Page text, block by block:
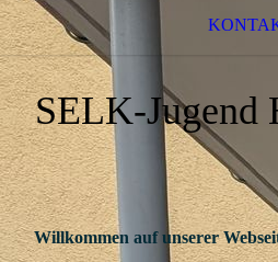
SELK-Jugend
Willkommen auf unserer